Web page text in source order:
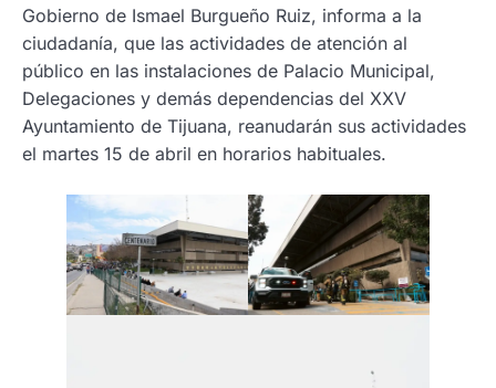
Gobierno de Ismael Burgueño Ruiz, informa a la
ciudadanía, que las actividades de atención al
público en las instalaciones de Palacio Municipal,
Delegaciones y demás dependencias del XXV
Ayuntamiento de Tijuana, reanudarán sus actividades
el martes 15 de abril en horarios habituales.